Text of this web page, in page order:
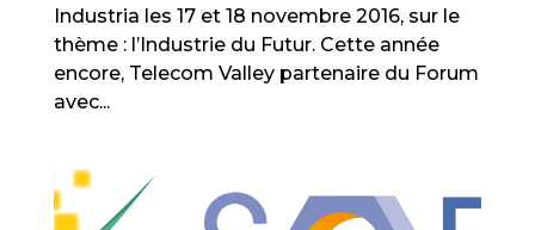
Industria les 17 et 18 novembre 2016, sur le
thème : l’Industrie du Futur. Cette année
encore, Telecom Valley partenaire du Forum
avec...